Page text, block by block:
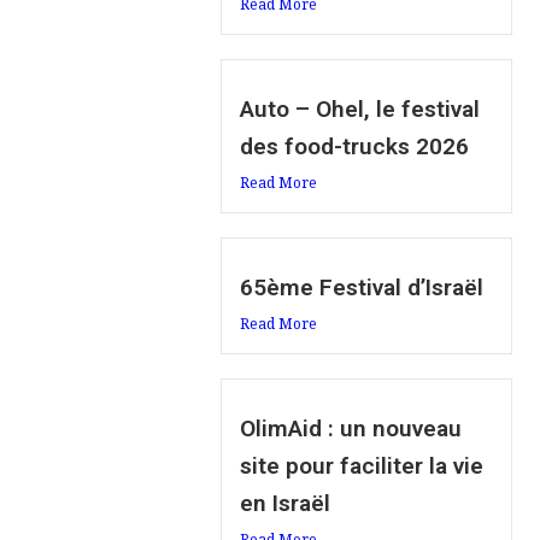
Read More
Auto – Ohel, le festival
des food-trucks 2026
Read More
65ème Festival d’Israël
Read More
OlimAid : un nouveau
site pour faciliter la vie
en Israël